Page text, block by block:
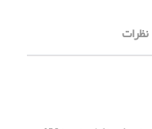
نظرات